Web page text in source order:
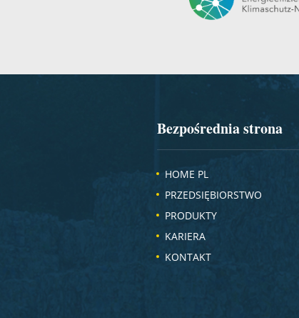
Bezpośrednia strona
HOME PL
PRZEDSIĘBIORSTWO
PRODUKTY
KARIERA
KONTAKT